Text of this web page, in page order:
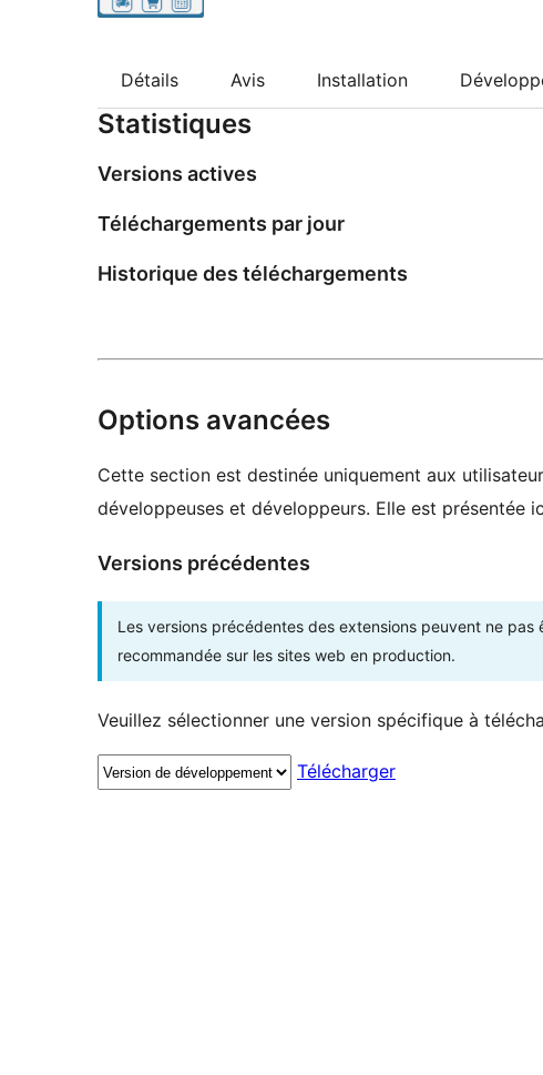
Détails Avis Installation
Statistiques
Versions actives
Téléchargements par jour
Historique des téléchargements
Options avancées
Cette section est destinée uniquement aux
développeuses et développeurs. Elle est présentée
Versions précédentes
Les versions précédentes des extensions peuvent ne pas
recommandée sur les sites web en production.
Veuillez sélectionner une version spécifique à
Télécharger